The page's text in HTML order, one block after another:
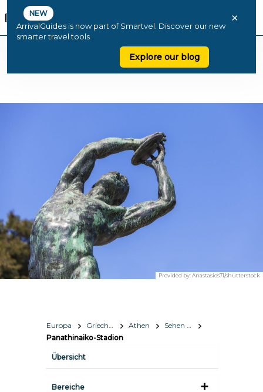
NEW
ArrivalGuides is now part of Smartvel. Discover our new
smarter travel tools
Explore our blog
×
Provided by:Anastasios71/shutterstock
Europa Griechenland Athen
Sehen & Erleben
Panathinaiko-Stadion
Übersicht
Bereiche